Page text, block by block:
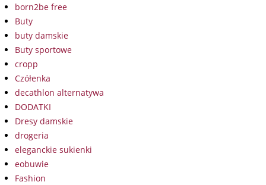
born2be free
Buty
buty damskie
Buty sportowe
cropp
Czółenka
decathlon alternatywa
DODATKI
Dresy damskie
drogeria
eleganckie sukienki
eobuwie
Fashion